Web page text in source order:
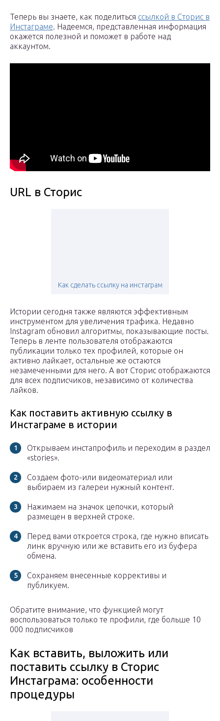
Теперь вы знаете, как поделиться ссылкой в Сторис в
Инстаграме. Надеемся, представленная информация
окажется полезной и поможет в работе над
аккаунтом.
URL в Сторис
Как сделать ссылку на инстаграм
Истории сегодня также являются эффективным
инструментом для увеличения трафика. Недавно
Instagram обновил алгоритмы, показывающие посты.
Теперь в ленте пользователя отображаются
публикации только тех профилей, которые он
активно лайкает, остальные же остаются
незамеченными для него. А вот Сторис отображаются
для всех подписчиков, независимо от количества
лайков.
Как поставить активную ссылку в
Инстаграме в истории
Открываем инстапрофиль и переходим в раздел
«stories».
Создаем фото-или видеоматериал или
выбираем из галереи нужный контент.
Нажимаем на значок цепочки, который
размещен в верхней строке.
Перед вами откроется строка, где нужно вписать
линк вручную или же вставить его из буфера
обмена.
Сохраняем внесенные коррективы и
публикуем.
Обратите внимание, что функцией могут
воспользоваться только те профили, где больше 10
000 подписчиков
Как вставить, выложить или
поставить ссылку в Сторис
Инстаграма: особенности
процедуры